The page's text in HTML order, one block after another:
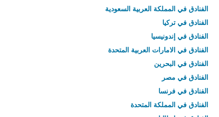
الفنادق في المملكة العربية السعودية
الفنادق في تركيا
الفنادق في إندونيسيا
الفنادق في الامارات العربية المتحدة
الفنادق في البحرين
الفنادق في مصر
الفنادق في فرنسا
الفنادق في المملكة المتحدة